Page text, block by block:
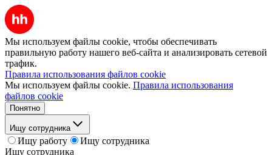
Мы используем файлы cookie, чтобы обеспечивать
правильную работу нашего веб-сайта и анализировать сетевой
трафик.
Правила использования файлов cookie
Мы используем файлы cookie. Правила использования
файлов cookie
Понятно
Ищу сотрудника
Ищу работу
Ищу сотрудника
Ищу сотрудника